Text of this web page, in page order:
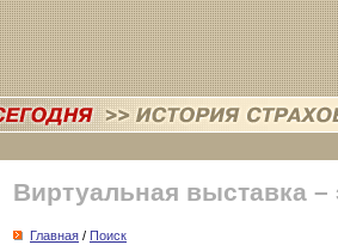
Виртуальная выставка –
Главная / Поиск